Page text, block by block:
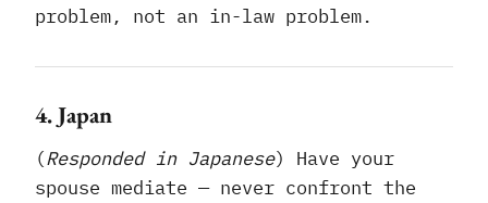
problem, not an in-law problem.
4. Japan
(Responded in Japanese) Have your
spouse mediate — never confront the